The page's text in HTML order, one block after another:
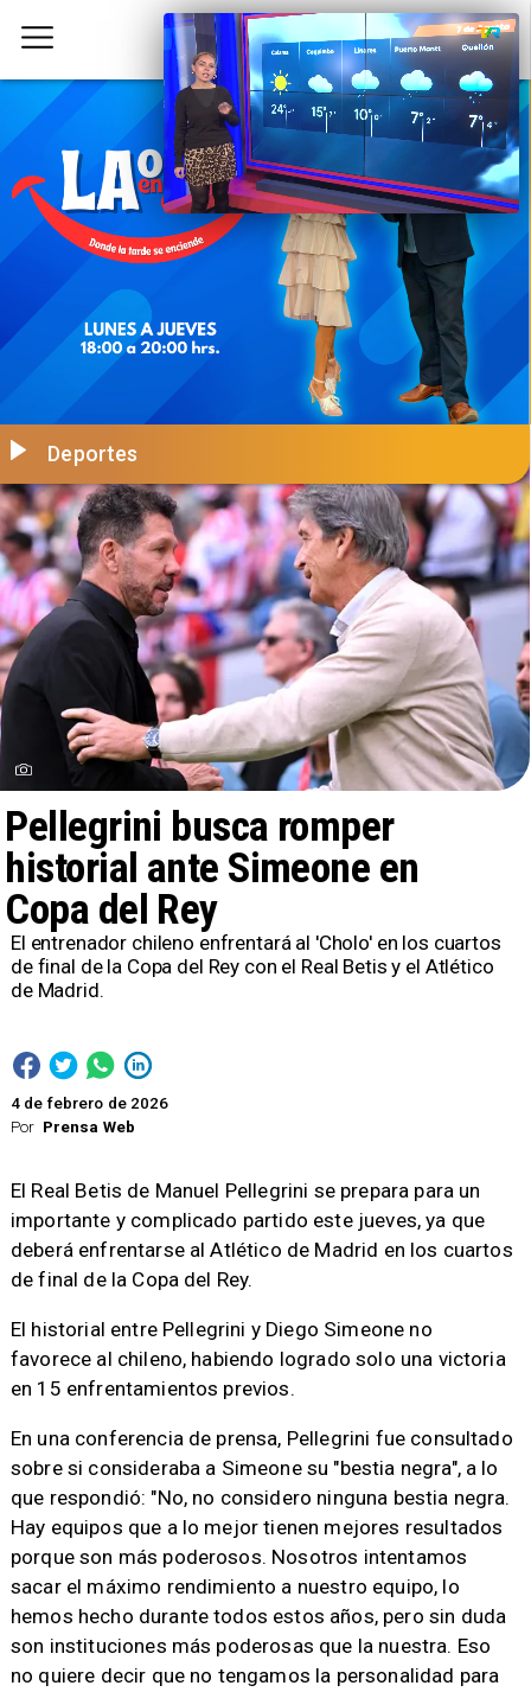
Por Prensa Web
Pellegrini busca romper
historial ante Simeone en
Copa del Rey
Deportes
4 de febrero de 2026
El entrenador chileno enfrentará al 'Cholo' en los cuartos
de final de la Copa del Rey con el Real Betis y el Atlético
de Madrid.
El Real Betis de Manuel Pellegrini se prepara para un
importante y complicado partido este jueves, ya que
deberá enfrentarse al Atlético de Madrid en los cuartos
de final de la Copa del Rey.
El historial entre Pellegrini y Diego Simeone no
favorece al chileno, habiendo logrado solo una victoria
en 15 enfrentamientos previos.
En una conferencia de prensa, Pellegrini fue consultado
sobre si consideraba a Simeone su "bestia negra", a lo
que respondió: "No, no considero ninguna bestia negra.
Hay equipos que a lo mejor tienen mejores resultados
porque son más poderosos. Nosotros intentamos
sacar el máximo rendimiento a nuestro equipo, lo
hemos hecho durante todos estos años, pero sin duda
son instituciones más poderosas que la nuestra. Eso
no quiere decir que no tengamos la personalidad para